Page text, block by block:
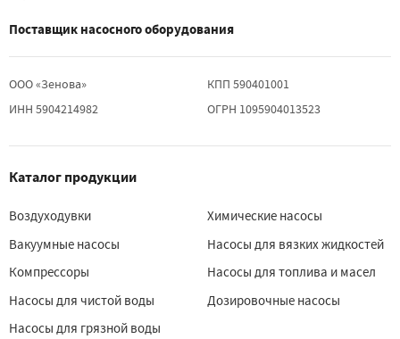
Поставщик насосного оборудования
ООО «Зенова»
ИНН 5904214982
КПП 590401001
ОГРН 1095904013523
Каталог продукции
Воздуходувки
Вакуумные насосы
Компрессоры
Насосы для чистой воды
Насосы для грязной воды
Химические насосы
Насосы для вязких жидкостей
Насосы для топлива и масел
Дозировочные насосы